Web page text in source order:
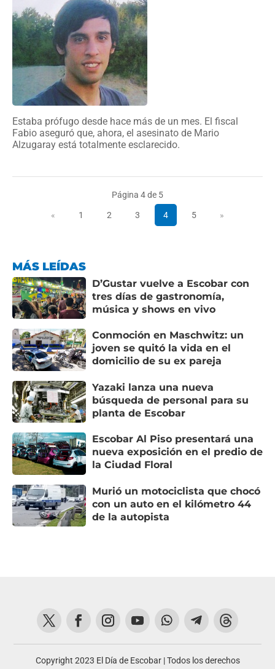
Estaba prófugo desde hace más de un mes. El fiscal
Fabio aseguró que, ahora, el asesinato de Mario
Alzugaray está totalmente esclarecido.
Página 4 de 5
« 1 2 3 4 5 »
MÁS LEÍDAS
D’Gustar vuelve a Escobar con
tres días de gastronomía,
música y shows en vivo
Conmoción en Maschwitz: un
joven se quitó la vida en el
domicilio de su ex pareja
Yazaki lanza una nueva
búsqueda de personal para su
planta de Escobar
Escobar Al Piso presentará una
nueva exposición en el predio de
la Ciudad Floral
Murió un motociclista que chocó
con un auto en el kilómetro 44
de la autopista
Copyright 2023 El Día de Escobar | Todos los derechos